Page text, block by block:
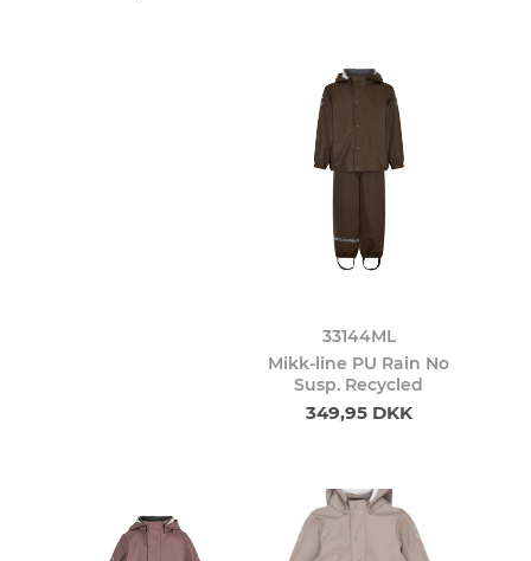
33144ML
Mikk-line PU Rain No
Susp. Recycled
349,95 DKK